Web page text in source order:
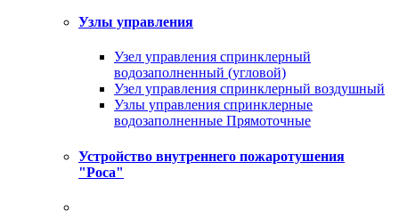
Узлы управления
Узел управления спринклерный
водозаполненный (угловой)
Узел управления спринклерный воздушный
Узлы управления спринклерные
водозаполненные Прямоточные
Устройство внутреннего пожаротушения
"Роса"